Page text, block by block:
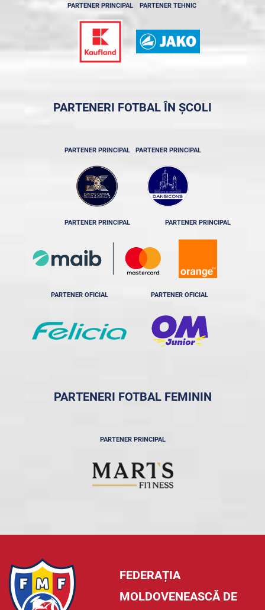
PARTENER PRINCIPAL PARTENER TEHNIC
PARTENERI FOTBAL ÎN ȘCOLI
PARTENER PRINCIPAL PARTENER PRINCIPAL
PARTENER PRINCIPAL PARTENER PRINCIPAL
PARTENER OFICIAL PARTENER OFICIAL
PARTENERI FOTBAL FEMININ
PARTENER PRINCIPAL
FEDERAȚIA
MOLDOVENEASCĂ DE